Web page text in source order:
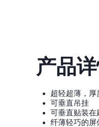
产品
超轻超薄，厚
可垂直吊挂
可垂直贴装在
纤薄轻巧的屏